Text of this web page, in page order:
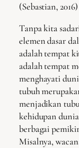
(Sebastian, 2016)
Tanpa kita
elemen dasar
adalah tempat
adalah tempat
menghayati
tubuh
menjadikan
kehidupan
berbagai
Misalnya,